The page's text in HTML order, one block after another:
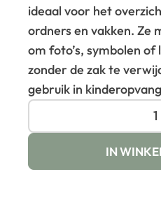
ideaal voor het
ordners en vakken. Ze
om foto’s, symbolen
zonder de zak te
gebruik in
IN